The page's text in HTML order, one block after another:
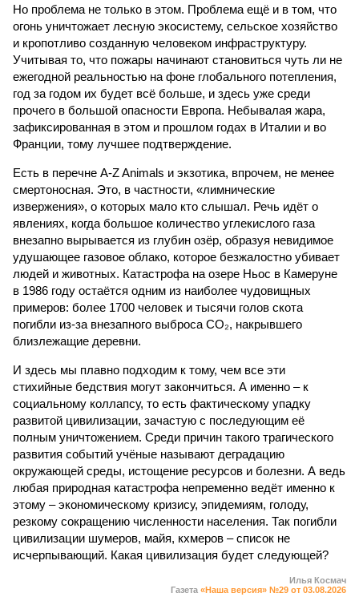
Но проблема не только в этом. Проблема ещё и в том, что
огонь уничтожает лесную экосистему, сельское хозяйство
и кропотливо созданную человеком инфраструктуру.
Учитывая то, что пожары начинают становиться чуть ли не
ежегодной реальностью на фоне глобального потепления,
год за годом их будет всё больше, и здесь уже среди
прочего в большой опасности Европа. Небывалая жара,
зафиксированная в этом и прошлом годах в Италии и во
Франции, тому лучшее подтверждение.
Есть в перечне A-Z Animals и экзотика, впрочем, не менее
смертоносная. Это, в частности, «лимнические
извержения», о которых мало кто слышал. Речь идёт о
явлениях, когда большое количество углекислого газа
внезапно вырывается из глубин озёр, образуя невидимое
удушающее газовое облако, которое безжалостно убивает
людей и животных. Катастрофа на озере Ньос в Камеруне
в 1986 году остаётся одним из наиболее чудовищных
примеров: более 1700 человек и тысячи голов скота
погибли из-за внезапного выброса CO₂, накрывшего
близлежащие деревни.
И здесь мы плавно подходим к тому, чем все эти
стихийные бедствия могут закончиться. А именно – к
социальному коллапсу, то есть фактическому упадку
развитой цивилизации, зачастую с последующим её
полным уничтожением. Среди причин такого трагического
развития событий учёные называют деградацию
окружающей среды, истощение ресурсов и болезни. А ведь
любая природная катастрофа непременно ведёт именно к
этому – экономическому кризису, эпидемиям, голоду,
резкому сокращению численности населения. Так погибли
цивилизации шумеров, майя, кхмеров – список не
исчерпывающий. Какая цивилизация будет следующей?
Илья Космач
Газета «Наша версия» №29 от 03.08.2026